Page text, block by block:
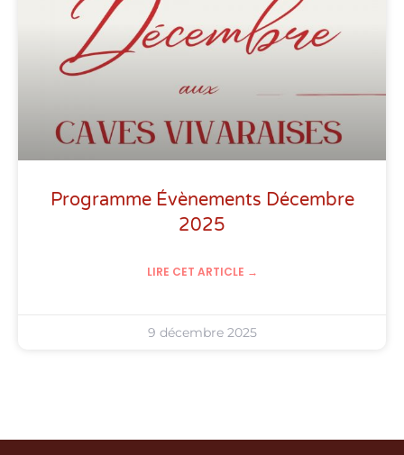
Programme Évènements Décembre
2025
LIRE CET ARTICLE →
9 décembre 2025